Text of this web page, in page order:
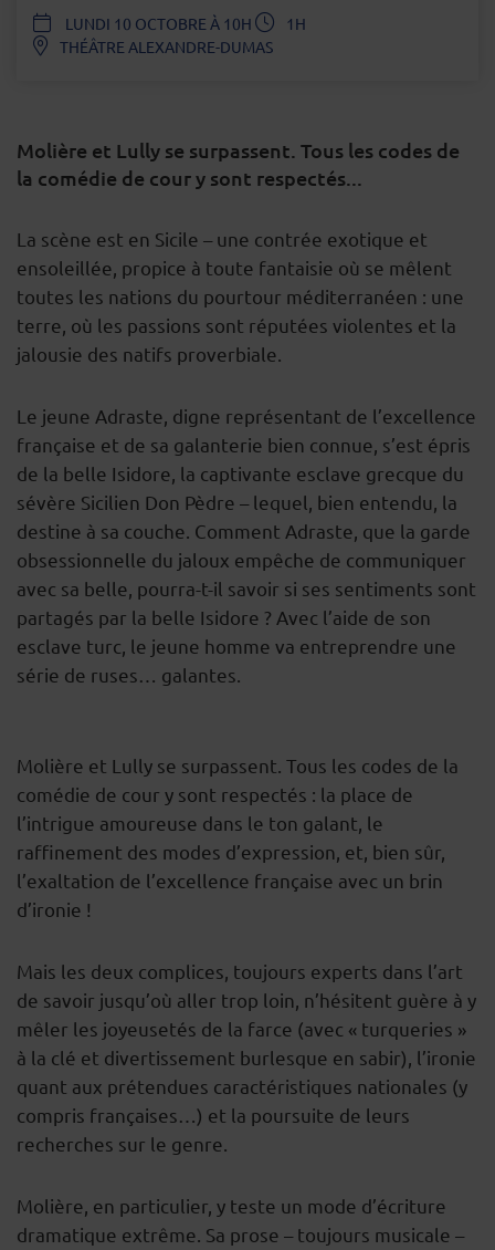
DATELUNDI 10 OCTOBRE À 10H
1H
THÉÂTRE ALEXANDRE-DUMAS
Molière et Lully se surpassent. Tous les codes de
la comédie de cour y sont respectés...
DESCRIPTION
La scène est en Sicile – une contrée exotique et
ensoleillée, propice à toute fantaisie où se mêlent
toutes les nations du pourtour méditerranéen : une
terre, où les passions sont réputées violentes et la
jalousie des natifs proverbiale.
Le jeune Adraste, digne représentant de l’excellence
française et de sa galanterie bien connue, s’est épris
de la belle Isidore, la captivante esclave grecque du
sévère Sicilien Don Pèdre – lequel, bien entendu, la
destine à sa couche. Comment Adraste, que la garde
obsessionnelle du jaloux empêche de communiquer
avec sa belle, pourra-t-il savoir si ses sentiments sont
partagés par la belle Isidore ? Avec l’aide de son
esclave turc, le jeune homme va entreprendre une
série de ruses… galantes.
Molière et Lully se surpassent. Tous les codes de la
comédie de cour y sont respectés : la place de
l’intrigue amoureuse dans le ton galant, le
raffinement des modes d’expression, et, bien sûr,
l’exaltation de l’excellence française avec un brin
d’ironie !
Mais les deux complices, toujours experts dans l’art
de savoir jusqu’où aller trop loin, n’hésitent guère à y
mêler les joyeusetés de la farce (avec « turqueries »
à la clé et divertissement burlesque en sabir), l’ironie
quant aux prétendues caractéristiques nationales (y
compris françaises…) et la poursuite de leurs
recherches sur le genre.
Molière, en particulier, y teste un mode d’écriture
dramatique extrême. Sa prose – toujours musicale –